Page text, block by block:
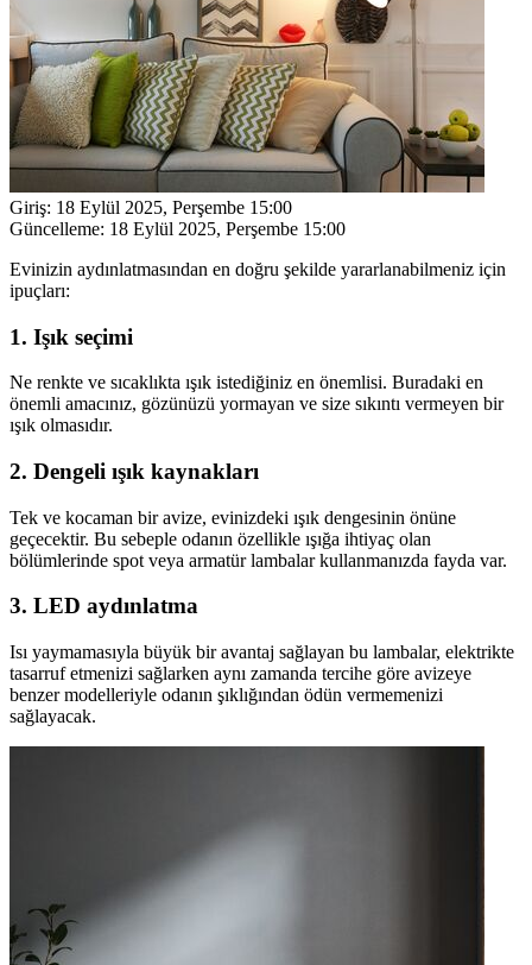
Giriş: 18 Eylül 2025, Perşembe 15:00
Güncelleme: 18 Eylül 2025, Perşembe 15:00
Evinizin aydınlatmasından en doğru şekilde yararlanabilmeniz için
ipuçları:
1. Işık seçimi
Ne renkte ve sıcaklıkta ışık istediğiniz en önemlisi. Buradaki en
önemli amacınız, gözünüzü yormayan ve size sıkıntı vermeyen bir
ışık olmasıdır.
2. Dengeli ışık kaynakları
Tek ve kocaman bir avize, evinizdeki ışık dengesinin önüne
geçecektir. Bu sebeple odanın özellikle ışığa ihtiyaç olan
bölümlerinde spot veya armatür lambalar kullanmanızda fayda var.
3. LED aydınlatma
Isı yaymamasıyla büyük bir avantaj sağlayan bu lambalar, elektrikte
tasarruf etmenizi sağlarken aynı zamanda tercihe göre avizeye
benzer modelleriyle odanın şıklığından ödün vermemenizi
sağlayacak.